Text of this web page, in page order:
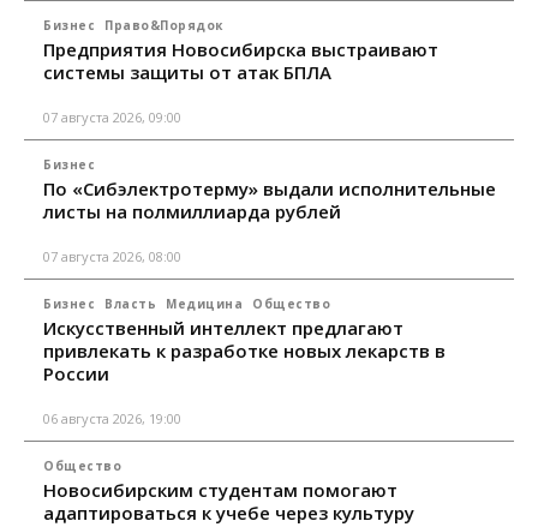
Бизнес Право&Порядок
Предприятия Новосибирска выстраивают
системы защиты от атак БПЛА
07 августа 2026, 09:00
Бизнес
По «Сибэлектротерму» выдали исполнительные
листы на полмиллиарда рублей
07 августа 2026, 08:00
Бизнес Власть Медицина Общество
Искусственный интеллект предлагают
привлекать к разработке новых лекарств в
России
06 августа 2026, 19:00
Общество
Новосибирским студентам помогают
адаптироваться к учебе через культуру